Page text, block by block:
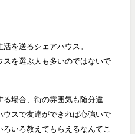
を送るシェアハウス。
を選ぶ人も多いのではないで
場合、街の雰囲気も随分違
スで友達ができれば心強いで
いろ教えてもらえるなんてこ